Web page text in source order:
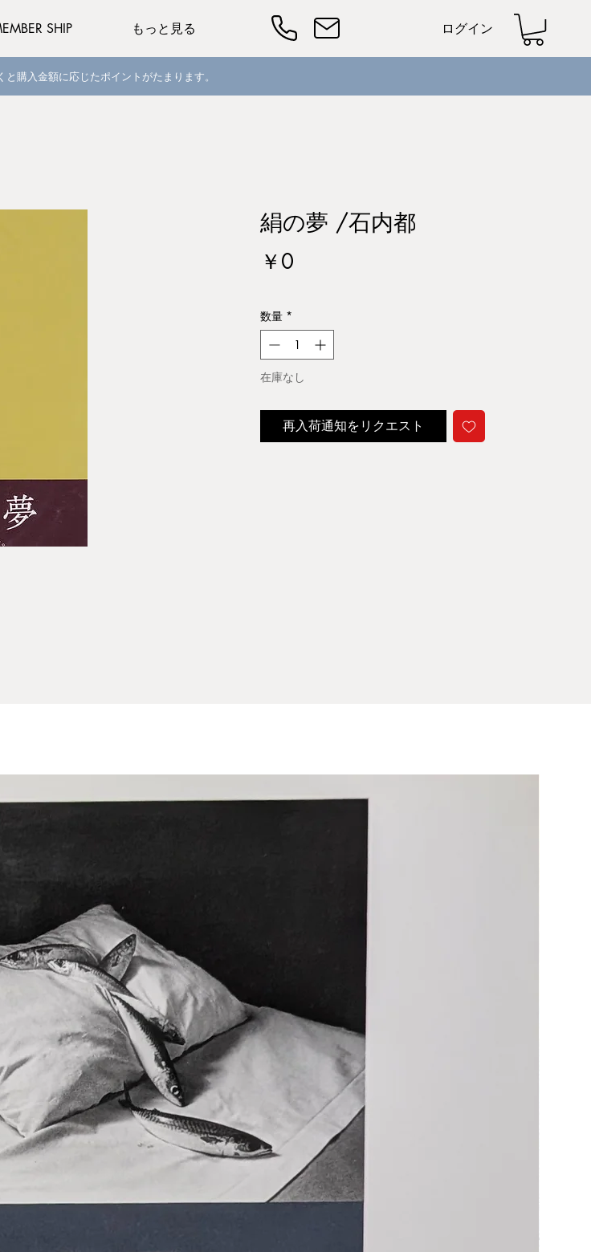
SHIP もっと見る ログイン
と購入金額に応じたポイントがたまります。
絹の夢 /石内都
￥0
数量 *
在庫なし
再入荷通知をリクエスト